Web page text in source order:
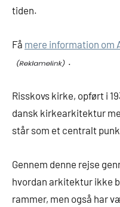
tiden.
Få mere information om
.
Risskovs kirke, opført i
dansk kirkearkitektur
står som et centralt
Gennem denne rejse
hvordan arkitektur ikke
rammer, men også har